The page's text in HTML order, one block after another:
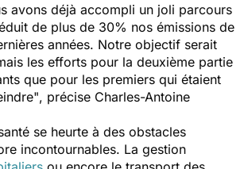
avons déjà accompli un joli parcours
de plus de 30% nos émissions de
années. Notre objectif serait
les efforts pour la deuxième partie
que pour les premiers qui étaient
, précise Charles-Antoine
se heurte à des obstacles
incontournables. La gestion